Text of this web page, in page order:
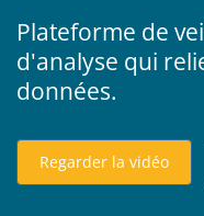
Plateforme de
d'analyse qui
données.
Regarder la vidéo